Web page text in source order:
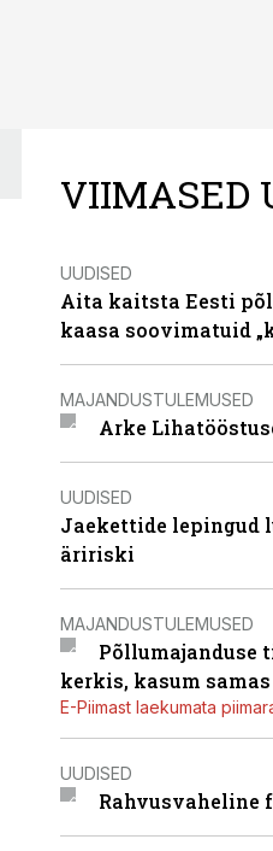
VIIMASED
UUDISED
Aita kaitsta Eesti
kaasa soovimatuid
MAJANDUSTULEMUSED
Arke
UUDISED
Jaekettide lepingud
äririski
MAJANDUSTULEMUSED
Põllumajanduse
kerkis, kasum
E-Piimast laekumata
UUDISED
Rahvusvaheline